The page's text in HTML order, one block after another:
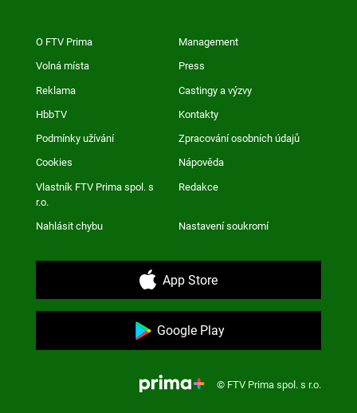
O FTV Prima Management
Volná místa Press
Reklama Castingy a výzvy
HbbTV Kontakty
Podmínky užívání Zpracování osobních údajů
Cookies Nápověda
Vlastník FTV Prima spol. s
r.o.
Redakce
Nahlásit chybu Nastavení soukromí
App Store
Google Play
© FTV Prima spol. s r.o.